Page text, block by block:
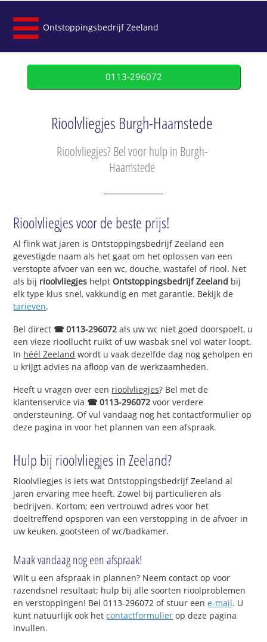
Ontstoppingsbedrijf Zeeland
0113-296072
Rioolvliegjes Burgh-Haamstede
Rioolvliegjes? Bel voor hulp in Burgh-
Haamstede
Rioolvliegjes voor de beste prijs!
Al flink wat jaren is Ontstoppingsbedrijf Zeeland een
gevestigde naam als het gaat om het oplossen van een
verstopte afvoer van een wc, douche, wastafel of riool. Net
als bij rioolvliegjes helptOntstoppingsbedrijf Zeeland bij
elk type klus snel, vakkundig en met garantie. Bekijk de
tarieven.
Bel direct ☎ 0113-296072 als uw wc niet goed doorspoelt, u
een vieze rioollucht ruikt of uw wasbak snel vol water loopt.
In héél Zeeland wordt u vaak dezelfde dag nog geholpen en
u krijgt advies na afloop van de werkzaamheden.
Heeft u vragen over een rioolvliegjes? Bel met de
klantenservice via ☎ 0113-296072 voor verdere
ondersteuning. Of vul vandaag nog het contactformulier op
deze pagina in voor het plannen van een afspraak.
Hulp bij rioolvliegjes in Zeeland?
Rioolvliegjes is iets wat Ontstoppingsbedrijf Zeeland al
jaren ervaring mee heeft. Zowel bij particulieren als
bedrijven. Kortom; een vertrouwd adres voor het
doeltreffend opsporen van een verstopping in de afvoer in
uw keuken, gootsteen of wc/badkamer.
Maak vandaag nog een afspraak!
Wilt u een afspraak in plannen? Neem contact op voor
razendsnel resultaat; hulp bij alle soorten rioolproblemen
en verstoppingen! Bel 0113-296072 of stuur eene-mail. U
kunt natuurlijk ook hetcontactformulier op deze pagina
invullen.